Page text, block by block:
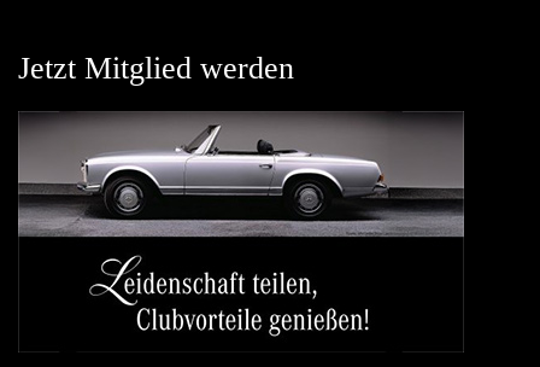
Jetzt Mitglied werden